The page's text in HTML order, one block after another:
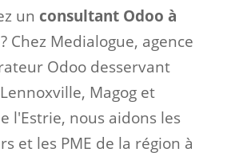
un consultant Odoo à
? Chez Medialogue, agence
Odoo desservant
Magog et
l'Estrie, nous aidons les
et les PME de la région à